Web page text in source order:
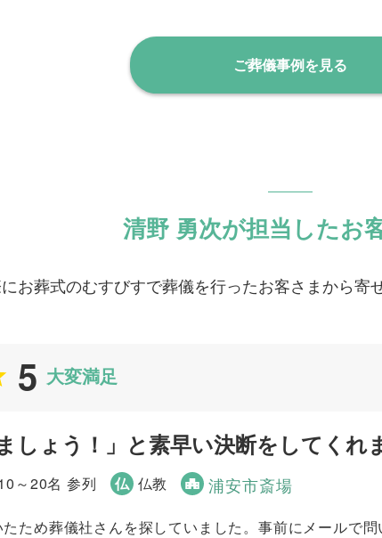
ましたが、ご自身がお建てになった
れていたそうです。
ご葬儀事例を見る
清野 勇次が担当したお
お葬式のむすびすで葬儀を行ったお客さまから寄
5 大変満足
しょう！」と素早い決断をしてくれ
～20名 参列 仏 仏教 浦安市斎場
ため葬儀社さんを探していました。事前にメールで